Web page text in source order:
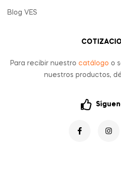
Blog VES
Para recibir nuestro catálogo o
nuestros productos,